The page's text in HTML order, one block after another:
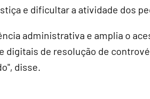
e dificultar a atividade dos
administrativa e amplia o
digitais de resolução de
disse.